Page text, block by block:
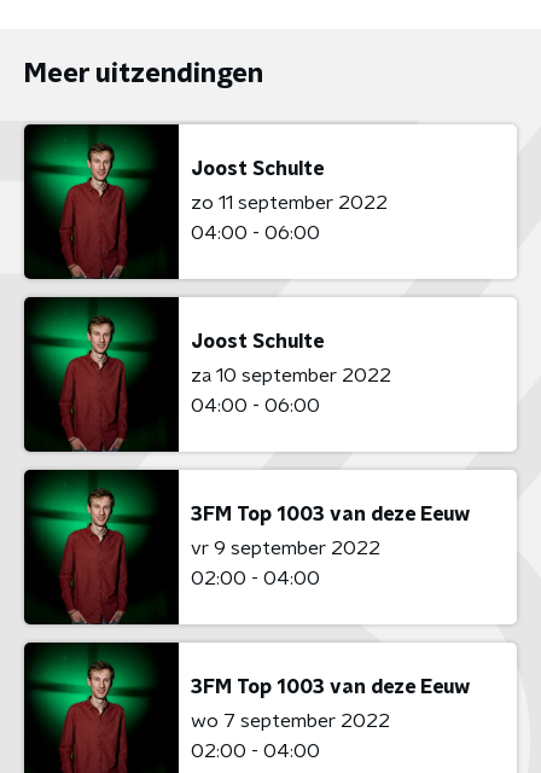
Meer uitzendingen
Joost Schulte
zo 11 september 2022
04:00 - 06:00
Joost Schulte
za 10 september 2022
04:00 - 06:00
3FM Top 1003 van deze Eeuw
vr 9 september 2022
02:00 - 04:00
3FM Top 1003 van deze Eeuw
wo 7 september 2022
02:00 - 04:00